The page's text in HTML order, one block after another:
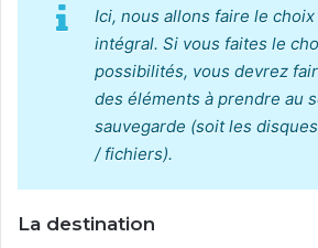
Ici, nous allons faire le
intégral. Si vous faites le
possibilités, vous devrez
des éléments à prendre au
sauvegarde (soit les
/ fichiers).
La destination